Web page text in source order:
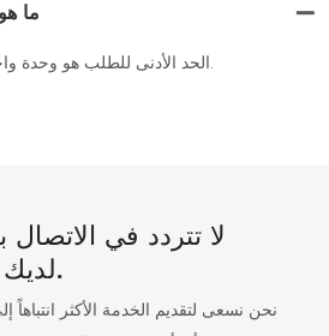
ما
الحد الأدنى للطلب هو وحدة واحدة، ونحن نقبل العينات.
لا تتردد في الاتصال
لديك.
نحن نسعى لتقديم الخدمة الأكثر انتباهاً